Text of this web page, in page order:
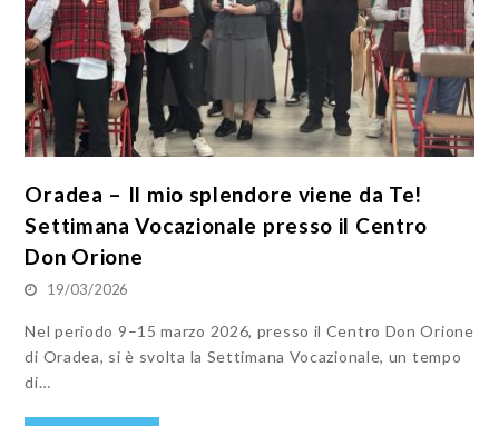
Oradea – Il mio splendore viene da Te!
Settimana Vocazionale presso il Centro
Don Orione
19/03/2026
Nel periodo 9–15 marzo 2026, presso il Centro Don Orione
di Oradea, si è svolta la Settimana Vocazionale, un tempo
di…